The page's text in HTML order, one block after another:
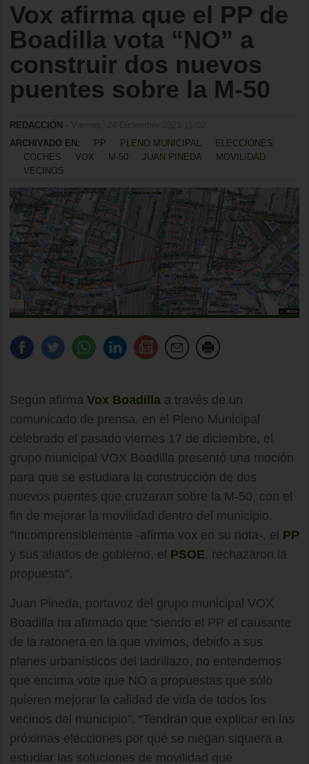
Vox afirma que el PP de
Boadilla vota “NO” a
construir dos nuevos
puentes sobre la M-50
REDACCIÓN
ARCHIVADO EN:
PP PLENO MUNICIPAL
ELECCIONES
COCHES
VOX M-50 JUAN PINEDA
MOVILIDAD
VECINOS
Según afirma Vox Boadilla a través de un
comunicado de prensa, en el Pleno Municipal
celebrado el pasado viernes 17 de diciembre, el
grupo municipal VOX Boadilla presentó una moción
para que se estudiara la construcción de dos
nuevos puentes que cruzaran sobre la M‐50, con el
fin de mejorar la movilidad dentro del municipio.
"Incomprensiblemente -afirma vox en su nota-, el PP
y sus aliados de gobierno, el PSOE, rechazaron la
propuesta".
Juan Pineda, portavoz del grupo municipal VOX
Boadilla ha afirmado que “siendo el PP el causante
de la ratonera en la que vivimos, debido a sus
planes urbanísticos del ladrillazo, no entendemos
que encima vote que NO a propuestas que sólo
quieren mejorar la calidad de vida de todos los
vecinos del municipio”. “Tendrán que explicar en las
próximas elecciones por qué se niegan siquiera a
estudiar las soluciones de movilidad que